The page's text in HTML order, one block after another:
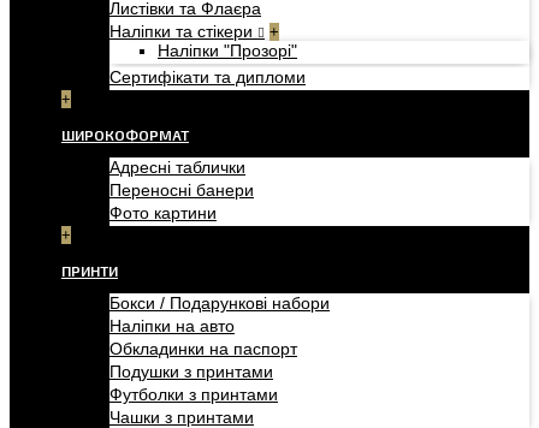
Листівки та Флаєра
Наліпки та стікери
+
Наліпки "Прозорі"
Сертифікати та дипломи
+
ШИРОКОФОРМАТ
Адресні таблички
Переносні банери
Фото картини
+
ПРИНТИ
Бокси / Подарункові набори
Наліпки на авто
Обкладинки на паспорт
Подушки з принтами
Футболки з принтами
Чашки з принтами